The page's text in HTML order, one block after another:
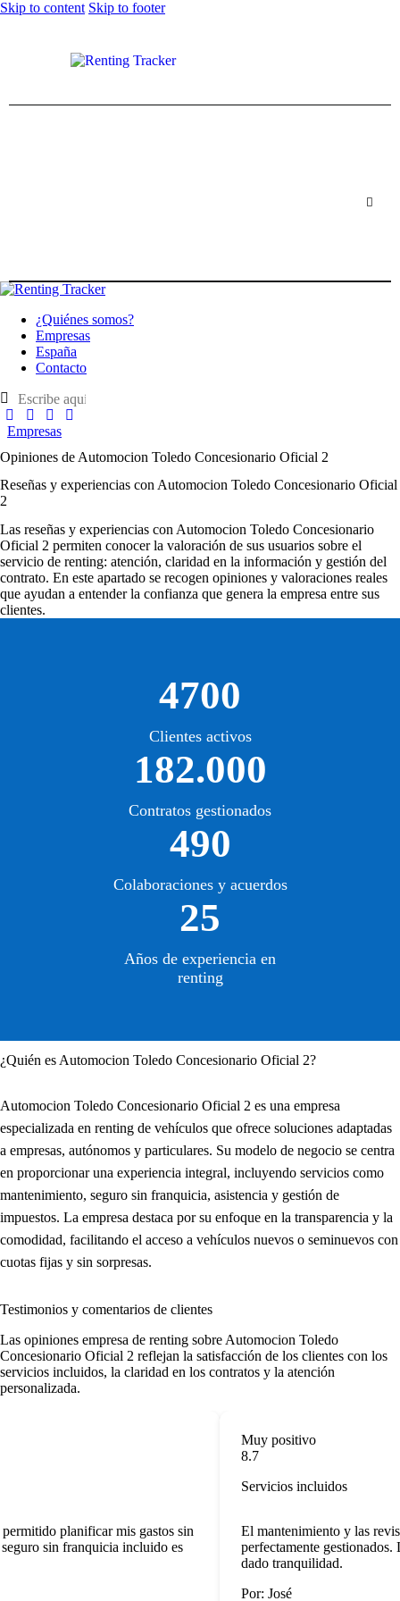
Skip to content Skip to footer
¿Quiénes somos?
Empresas
España
Contacto
Empresas
Opiniones de Automocion Toledo Concesionario Oficial 2
Reseñas y experiencias con Automocion Toledo Concesionario Oficial
2
Las reseñas y experiencias con Automocion Toledo Concesionario
Oficial 2 permiten conocer la valoración de sus usuarios sobre el
servicio de renting: atención, claridad en la información y gestión del
contrato. En este apartado se recogen opiniones y valoraciones reales
que ayudan a entender la confianza que genera la empresa entre sus
clientes.
4700
Clientes activos
182.000
Contratos gestionados
490
Colaboraciones y acuerdos
25
Años de experiencia en
renting
¿Quién es Automocion Toledo Concesionario Oficial 2?
Automocion Toledo Concesionario Oficial 2 es una empresa
especializada en renting de vehículos que ofrece soluciones adaptadas
a empresas, autónomos y particulares. Su modelo de negocio se centra
en proporcionar una experiencia integral, incluyendo servicios como
mantenimiento, seguro sin franquicia, asistencia y gestión de
impuestos. La empresa destaca por su enfoque en la transparencia y la
comodidad, facilitando el acceso a vehículos nuevos o seminuevos con
cuotas fijas y sin sorpresas.
Testimonios y comentarios de clientes
Las opiniones empresa de renting sobre Automocion Toledo
Concesionario Oficial 2 reflejan la satisfacción de los clientes con los
servicios incluidos, la claridad en los contratos y la atención
personalizada.
planificar mis gastos sin
sin franquicia incluido es
Muy positivo
8.7
Servicios incluidos
El mantenimiento y las
perfectamente gestionados.
dado tranquilidad.
Por: José